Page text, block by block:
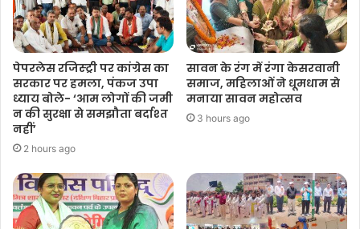
पेपरलेस रजिस्ट्री पर कांग्रेस का
सरकार पर हमला, पंकज उपा
ध्याय बोले- ‘आम लोगों की जमी
न की सुरक्षा से समझौता बर्दाश्त
नहीं’
2 hours ago
सावन के रंग में रंगा केसरवानी
समाज, महिलाओं ने धूमधाम से
मनाया सावन महोत्सव
3 hours ago